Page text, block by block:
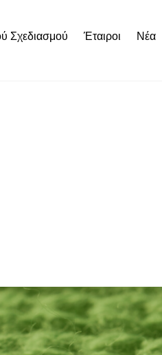
Σχεδιασμού Έταιροι Νέα